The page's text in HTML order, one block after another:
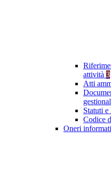
attività 3
Atti
Statuti
Codice
Oneri